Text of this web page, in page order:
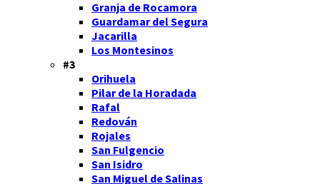
Granja de Rocamora
Guardamar del Segura
Jacarilla
Los Montesinos
#3
Orihuela
Pilar de la Horadada
Rafal
Redován
Rojales
San Fulgencio
San Isidro
San Miguel de Salinas